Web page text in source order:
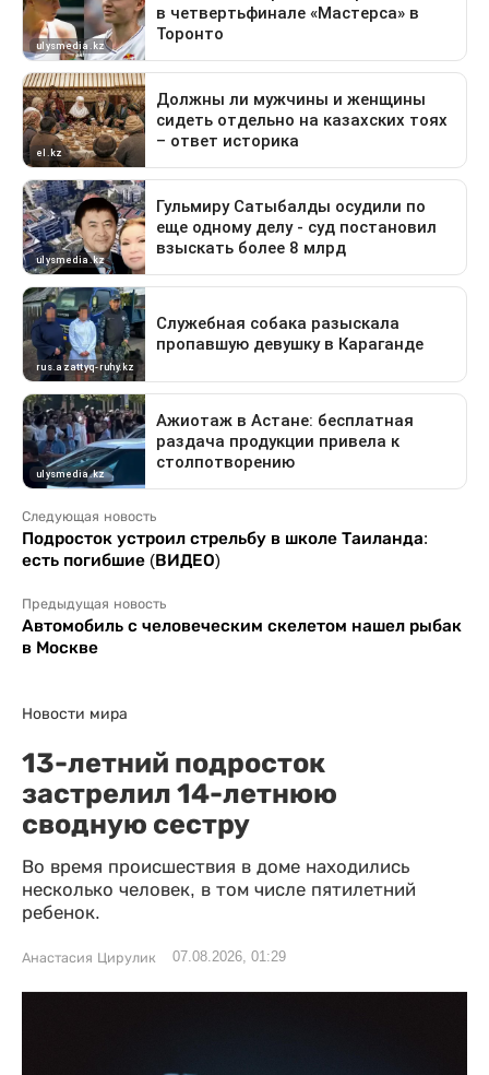
Следующая новость
Подросток устроил стрельбу в школе Таиланда:
есть погибшие (ВИДЕО)
Предыдущая новость
Автомобиль с человеческим скелетом нашел рыбак
в Москве
Новости мира
13-летний подросток
застрелил 14-летнюю
сводную сестру
Во время происшествия в доме находились
несколько человек, в том числе пятилетний
ребенок.
Анастасия Цирулик 07.08.2026, 01:29